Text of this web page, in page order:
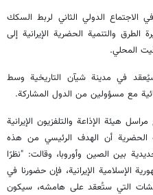
الاجتماع الدولي الثاني لربط السكك
والتنمية الحضرية الإيرانية إلى
المحلي.
في مدينة شيآن التاريخية وسط
مع مسؤولين من الدول المشاركة.
هيئة الإذاعة والتلفزيون الإيرانية
الحضرية أن الهدف الرئيسي من هذه
بين الصين وأوروبا، وقالت: "نظرًا
الإسلامية الإيرانية، فإن حضورنا في
التي ستُعقد على هامشه، سيكون